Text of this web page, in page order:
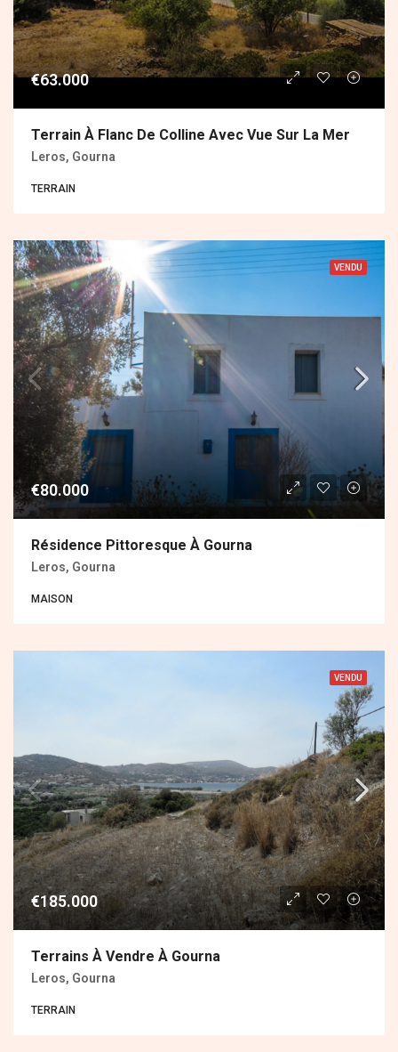
€63.000
Terrain À Flanc De Colline Avec Vue Sur La Mer
Leros, Gourna
ΤERRAIN
VENDU
€80.000
Résidence Pittoresque À Gourna
Leros, Gourna
MAISON
VENDU
€185.000
Terrains À Vendre À Gourna
Leros, Gourna
ΤERRAIN